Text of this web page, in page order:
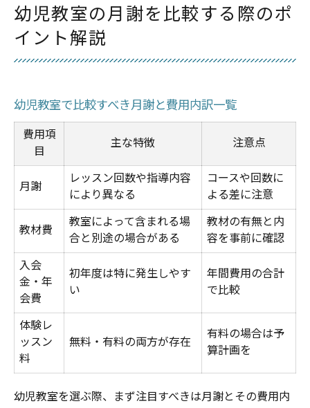
月謝や教材費で賢く選ぶ幼児教室の極意
月謝・教材費比較で幼児教室選びが変わる
幼児教室の費用明細を表で簡単チェック
賢い選び方は月謝と内容のバランス重視
費用を抑える幼児教室の選び方とは
幼児教室の月謝節約術を徹底解説
費用を抑えたい方におすすめの幼児教室比
較表
月謝以外のコストも賢く削減する方法
体験レッスン活用で幼児教室をお得に選ぶ
体験レッスン参加で分かる幼児教室の魅力
体験レッスンで幼児教室の雰囲気を知る
幼児教室の体験参加ポイント早見表
参加前に確認したい月謝と内容の関係
幼児教室の月謝を比較する際のポ
イント解説
幼児教室で比較すべき月謝と費用内訳一覧
費用項
目
主な特徴 注意点
月謝
レッスン回数や指導内容
により異なる
コースや回数に
よる差に注意
教材費
教室によって含まれる場
合と別途の場合がある
教材の有無と内
容を事前に確認
入会
金・年
会費
初年度は特に発生しやす
い
年間費用の合計
で比較
体験レ
ッスン
料
無料・有料の両方が存在
有料の場合は予
算計画を
幼児教室を選ぶ際、まず注目すべきは月謝とその費用内